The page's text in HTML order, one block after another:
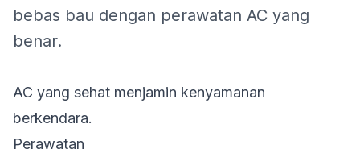
bebas bau dengan perawatan AC yang
benar.
AC yang sehat menjamin kenyamanan
berkendara.
Perawatan